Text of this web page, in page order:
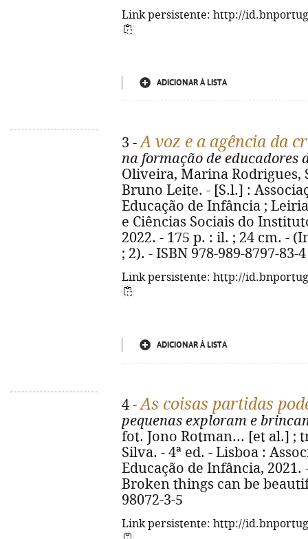
Link persistente: http://
ADICIONAR À LISTA
3 -A voz e a agência da
na formação de educadores
Oliveira, Marina
Bruno Leite. - [S.l.] :
Educação de Infância ;
e Ciências Sociais do
2022. - 175 p. : il. ; 24 cm. -
; 2). - ISBN 978-989-8797-83-4
Link persistente: http://
ADICIONAR À LISTA
4 -As coisas partidas
pequenas exploram e
fot. Jono Rotman... [et al.] ;
Silva. - 4ª ed. - Lisboa :
Educação de Infância,
Broken things can be
98072-3-5
Link persistente: http://